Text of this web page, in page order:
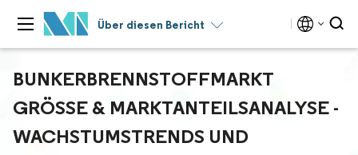
Über diesen Bericht
BUNKERBRENNSTOFFMARKT
GRÖSSE & MARKTANTEILSANALYSE - W
ACHSTUMSTRENDS UND P